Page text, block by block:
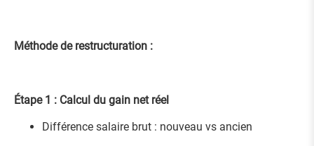
Méthode de restructuration :
Étape 1 : Calcul du gain net réel
Différence salaire brut : nouveau vs ancien